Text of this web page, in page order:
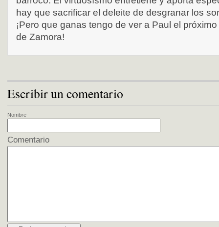
hay que sacrificar el deleite de desgranar los
¡Pero que ganas tengo de ver a Paul el
de Zamora!
Escribir un comentario
Nombre
Comentario